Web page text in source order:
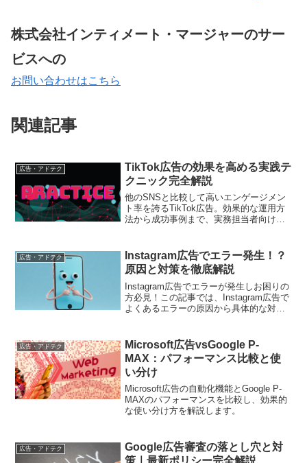
株式会社インティメート・マージャーのサー
ビスへの
お問い合わせはこちら
関連記事
広告・アドテク
TikTok広告の効果を高める実践テ
クニック完全解説
他のSNSと比較して高いエンゲージメン
ト率を誇るTikTok広告。効果的な運用方
法から成功事例まで、実務担当者向けに
広告・アドテク
Instagram広告でエラー発生！？
原因と対策を徹底解説
Instagram広告でエラーが発生しお困りの
方必見！この記事では、Instagram広告で
よくあるエラーの原因から具体的な対策
広告運用を実現しましょう
広告・アドテク
Microsoft広告vsGoogle P-
MAX：パフォーマンス比較と使
い分け
Microsoft広告の自動化機能とGoogle P-
MAXのパフォーマンスを比較し、効果的
な使い分け方を解説します。
広告・アドテク
Google広告審査の落とし穴と対
策｜最新ポリシー完全解説